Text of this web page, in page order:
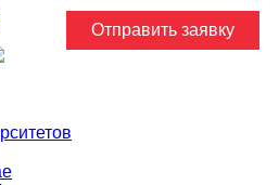
Отправить заявку